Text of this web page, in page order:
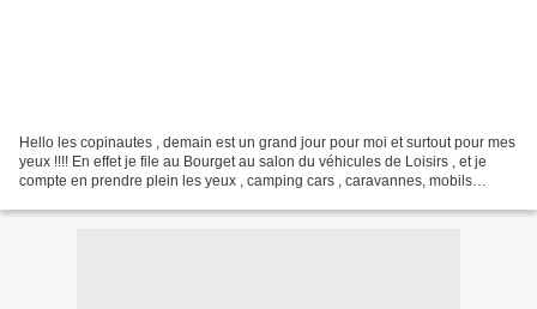
Hello les copinautes , demain est un grand jour pour moi et surtout pour mes
yeux !!!! En effet je file au Bourget au salon du véhicules de Loisirs , et je
compte en prendre plein les yeux , camping cars , caravannes, mobils